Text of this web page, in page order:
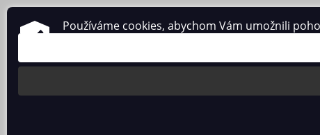
Používáme cookies, abychom Vám umožnili